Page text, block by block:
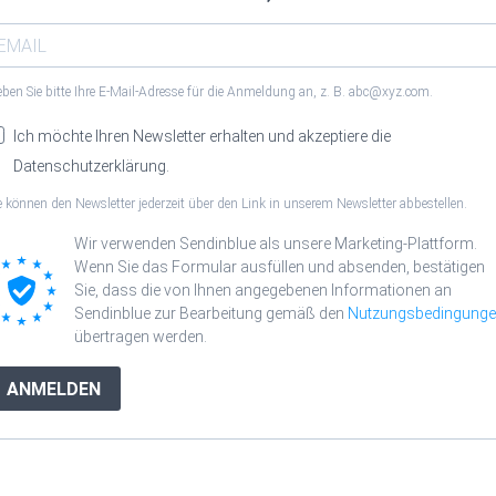
Sie bitte Ihre E-Mail-Adresse für die Anmeldung an, z. B. abc@xyz.com.
Ich möchte Ihren Newsletter erhalten und akzeptiere die
Datenschutzerklärung.
können den Newsletter jederzeit über den Link in unserem Newsletter abbestellen.
Wir verwenden Sendinblue als unsere Marketing-Plattform.
Wenn Sie das Formular ausfüllen und absenden, bestätigen
Sie, dass die von Ihnen angegebenen Informationen an
Sendinblue zur Bearbeitung gemäß den
übertragen werden.
ANMELDEN